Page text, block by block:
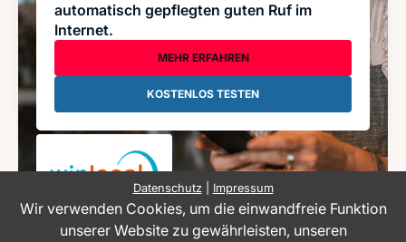
automatisch gepflegten guten Ruf im
Internet.
MEHR ERFAHREN
KOSTENLOS TESTEN
Datenschutz| Impressum
Wir verwenden Cookies, um die einwandfreie Funktion
unserer Website zu gewährleisten, unseren